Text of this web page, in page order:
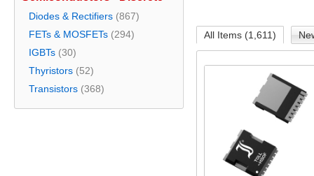
Diodes & Rectifiers (867)
FETs & MOSFETs (294)
IGBTs (30)
Thyristors (52)
Transistors (368)
All Items (1,611)